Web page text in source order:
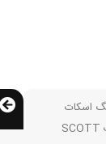
اسکات
/ کفش رانینگ پرسوت اسکات SCOTT